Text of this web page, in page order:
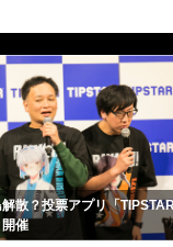
散？投票アプリ「
催